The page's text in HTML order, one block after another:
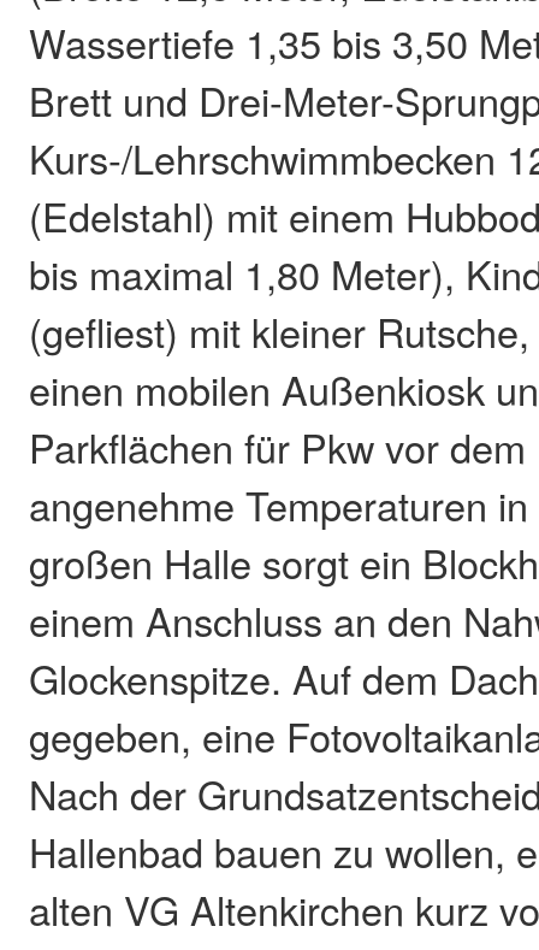
Wassertiefe 1,35 bis 3,50
Brett und Drei-Meter-
Kurs-/Lehrschwimmbecken
(Edelstahl) mit einem
bis maximal 1,80 Meter),
(gefliest) mit kleiner
einen mobilen Außenkiosk
Parkflächen für Pkw vor
angenehme Temperaturen
großen Halle sorgt ein
einem Anschluss an den
Glockenspitze. Auf dem
gegeben, eine
Nach der
Hallenbad bauen zu wollen,
alten VG Altenkirchen kurz